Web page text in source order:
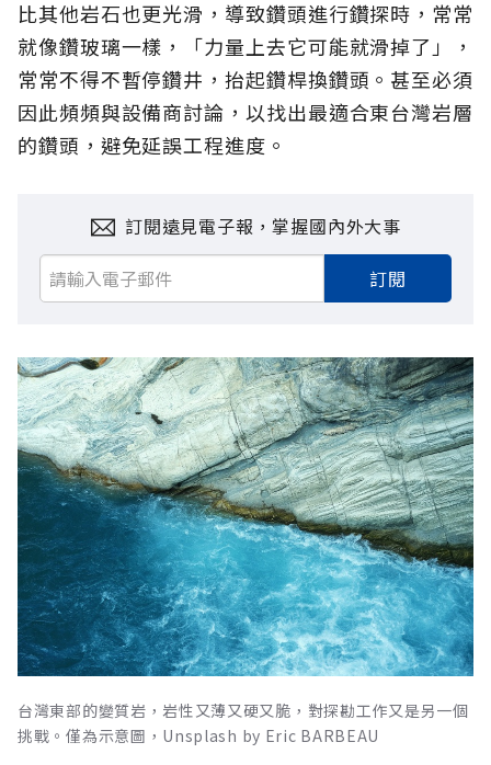
比其他岩石也更光滑，導致鑽頭進行鑽探時，常常
就像鑽玻璃一樣，「力量上去它可能就滑掉了」，
常常不得不暫停鑽井，抬起鑽桿換鑽頭。甚至必須
因此頻頻與設備商討論，以找出最適合東台灣岩層
的鑽頭，避免延誤工程進度。
訂閱遠見電子報，掌握國內外大事
訂閱
台灣東部的變質岩，岩性又薄又硬又脆，對探勘工作又是另一個
挑戰。僅為示意圖，Unsplash by Eric BARBEAU